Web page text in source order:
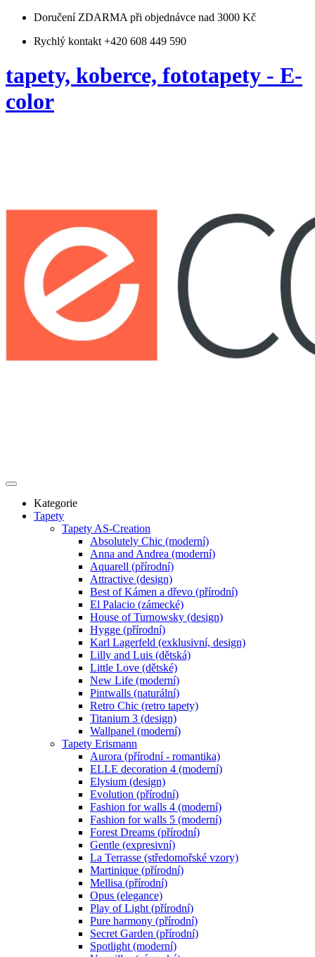
Doručení ZDARMA při objednávce nad 3000 Kč
Rychlý kontakt +420 608 449 590
tapety, koberce, fototapety - E-
color
Kategorie
Tapety
Tapety AS-Creation
Absolutely Chic (moderní)
Anna and Andrea (moderní)
Aquarell (přírodní)
Attractive (design)
Best of Kámen a dřevo (přírodní)
El Palacio (zámecké)
House of Turnowsky (design)
Hygge (přírodní)
Karl Lagerfeld (exklusivní, design)
Lilly and Luis (dětská)
Little Love (dětské)
New Life (moderní)
Pintwalls (naturální)
Retro Chic (retro tapety)
Titanium 3 (design)
Wallpanel (moderní)
Tapety Erismann
Aurora (přírodní - romantika)
ELLE decoration 4 (moderní)
Elysium (design)
Evolution (přírodní)
Fashion for walls 4 (moderní)
Fashion for walls 5 (moderní)
Forest Dreams (přírodní)
Gentle (expresivní)
La Terrasse (středomořské vzory)
Martinique (přírodní)
Mellisa (přírodní)
Opus (elegance)
Play of Light (přírodní)
Pure harmony (přírodní)
Secret Garden (přírodní)
Spotlight (moderní)